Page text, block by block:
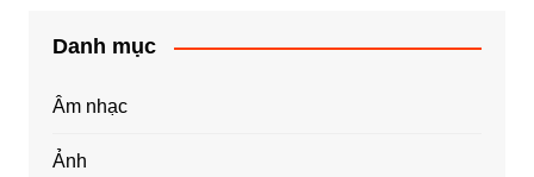
Danh mục
Âm nhạc
Ảnh